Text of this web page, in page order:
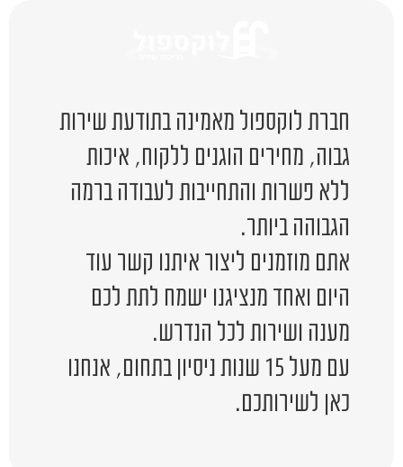
חברת לוקספול מאמינה בתודעת שירות
גבוה, מחירים הוגנים ללקוח, איכות
ללא פשרות והתחייבות לעבודה ברמה
הגבוהה ביותר.
אתם מוזמנים ליצור איתנו קשר עוד
היום ואחד מנציגנו ישמח לתת לכם
מענה ושירות לכל הנדרש.
עם מעל 15 שנות ניסיון בתחום, אנחנו
כאן לשירותכם.